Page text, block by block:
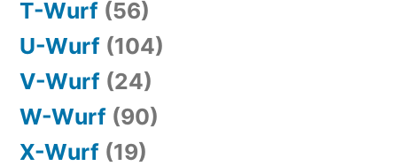
T-Wurf (56)
U-Wurf (104)
V-Wurf (24)
W-Wurf (90)
X-Wurf (19)